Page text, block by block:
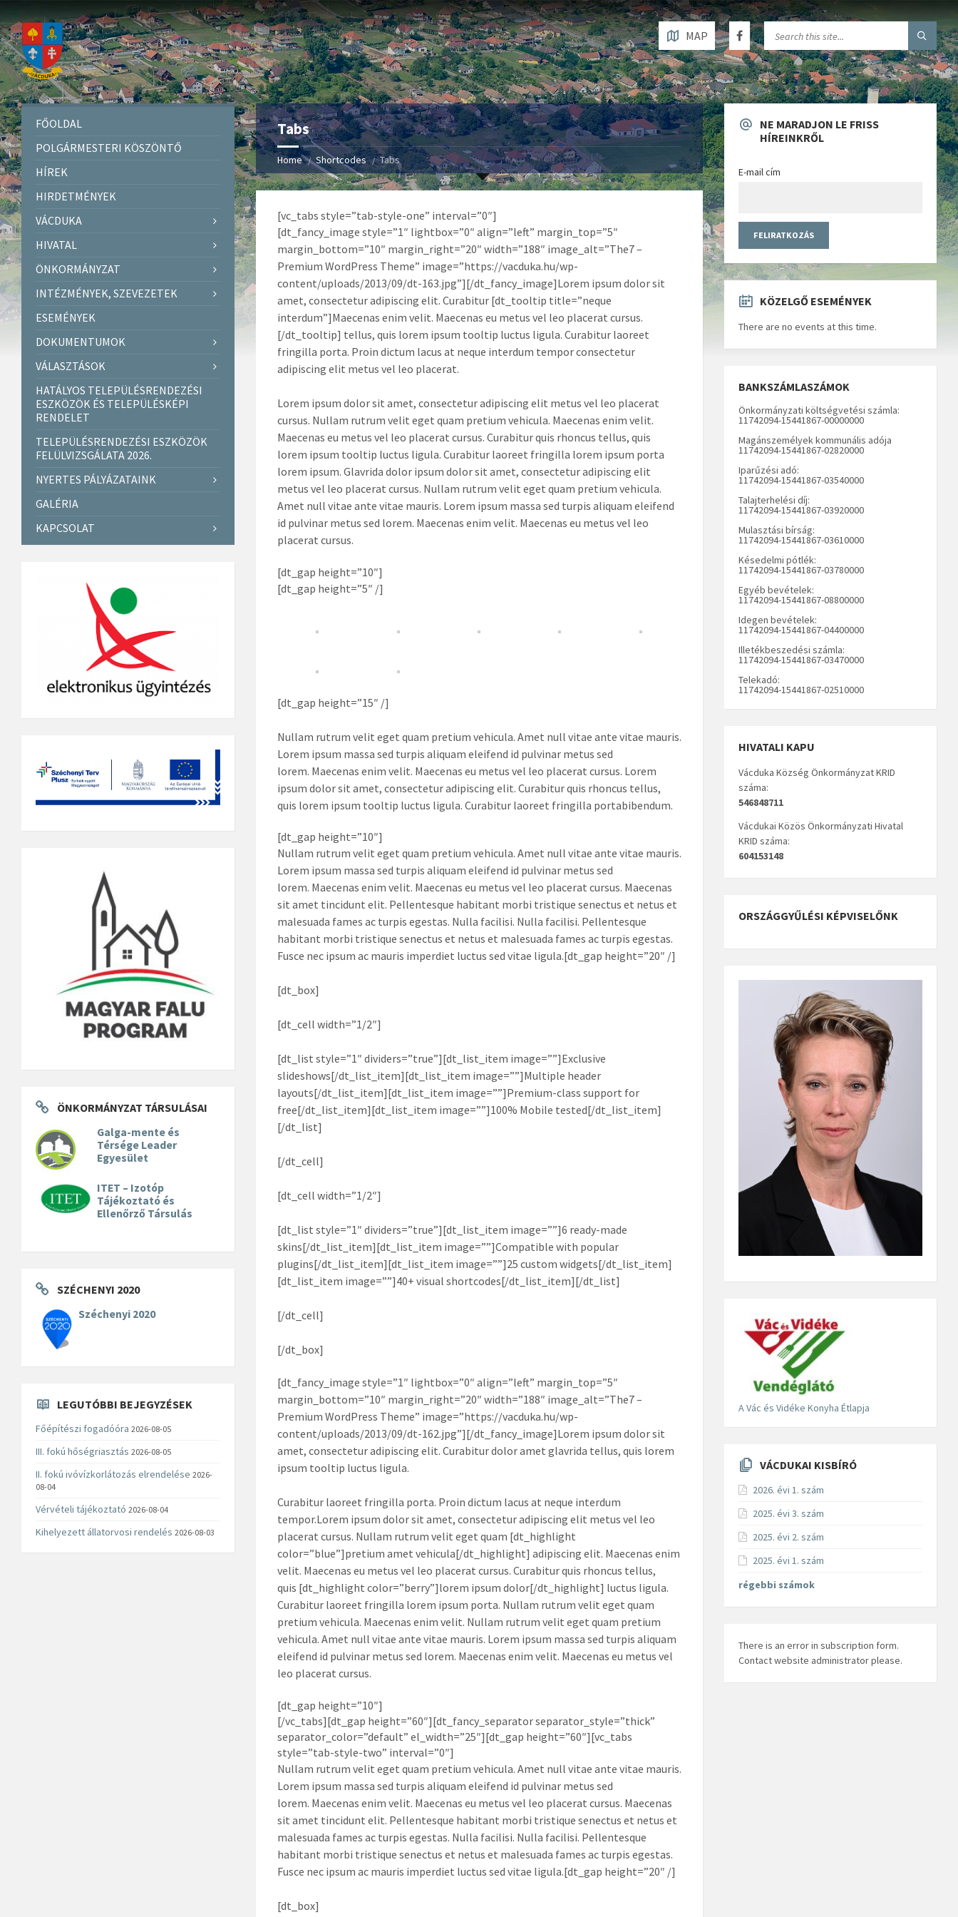
MAP
Tabs
Home Shortcodes Tabs
[vc_tabs style=”tab-style-one” interval=”0″]
[dt_fancy_image style=”1″ lightbox=”0″ align=”left” margin_top=”5″
margin_bottom=”10″ margin_right=”20″ width=”188″ image_alt=”The7 –
Premium WordPress Theme” image=”https://vacduka.hu/wp-
content/uploads/2013/09/dt-163.jpg”][/dt_fancy_image]Lorem ipsum dolor sit
amet, consectetur adipiscing elit. Curabitur [dt_tooltip title=”neque
interdum”]Maecenas enim velit. Maecenas eu metus vel leo placerat cursus.
[/dt_tooltip] tellus, quis lorem ipsum tooltip luctus ligula. Curabitur laoreet
fringilla porta. Proin dictum lacus at neque interdum tempor consectetur
adipiscing elit metus vel leo placerat.
Lorem ipsum dolor sit amet, consectetur adipiscing elit metus vel leo placerat
cursus. Nullam rutrum velit eget quam pretium vehicula. Maecenas enim velit.
Maecenas eu metus vel leo placerat cursus. Curabitur quis rhoncus tellus, quis
lorem ipsum tooltip luctus ligula. Curabitur laoreet fringilla lorem ipsum porta
lorem ipsum. Glavrida dolor ipsum dolor sit amet, consectetur adipiscing elit
metus vel leo placerat cursus. Nullam rutrum velit eget quam pretium vehicula.
Amet null vitae ante vitae mauris. Lorem ipsum massa sed turpis aliquam eleifend
id pulvinar metus sed lorem. Maecenas enim velit. Maecenas eu metus vel leo
placerat cursus.
[dt_gap height=”10″]
[dt_gap height=”5″ /]
[dt_gap height=”15″ /]
Nullam rutrum velit eget quam pretium vehicula. Amet null vitae ante vitae mauris.
Lorem ipsum massa sed turpis aliquam eleifend id pulvinar metus sed
lorem. Maecenas enim velit. Maecenas eu metus vel leo placerat cursus. Lorem
ipsum dolor sit amet, consectetur adipiscing elit. Curabitur quis rhoncus tellus,
quis lorem ipsum tooltip luctus ligula. Curabitur laoreet fringilla portabibendum.
[dt_gap height=”10″]
Nullam rutrum velit eget quam pretium vehicula. Amet null vitae ante vitae mauris.
Lorem ipsum massa sed turpis aliquam eleifend id pulvinar metus sed
lorem. Maecenas enim velit. Maecenas eu metus vel leo placerat cursus. Maecenas
sit amet tincidunt elit. Pellentesque habitant morbi tristique senectus et netus et
malesuada fames ac turpis egestas. Nulla facilisi. Nulla facilisi. Pellentesque
habitant morbi tristique senectus et netus et malesuada fames ac turpis egestas.
Fusce nec ipsum ac mauris imperdiet luctus sed vitae ligula.[dt_gap height=”20″ /]
[dt_box]
[dt_cell width=”1/2″]
[dt_list style=”1″ dividers=”true”][dt_list_item image=””]Exclusive
slideshows[/dt_list_item][dt_list_item image=””]Multiple header
layouts[/dt_list_item][dt_list_item image=””]Premium-class support for
free[/dt_list_item][dt_list_item image=””]100% Mobile tested[/dt_list_item]
[/dt_list]
[/dt_cell]
[dt_cell width=”1/2″]
[dt_list style=”1″ dividers=”true”][dt_list_item image=””]6 ready-made
skins[/dt_list_item][dt_list_item image=””]Compatible with popular
plugins[/dt_list_item][dt_list_item image=””]25 custom widgets[/dt_list_item]
[dt_list_item image=””]40+ visual shortcodes[/dt_list_item][/dt_list]
[/dt_cell]
[/dt_box]
[dt_fancy_image style=”1″ lightbox=”0″ align=”left” margin_top=”5″
margin_bottom=”10″ margin_right=”20″ width=”188″ image_alt=”The7 –
Premium WordPress Theme” image=”https://vacduka.hu/wp-
content/uploads/2013/09/dt-162.jpg”][/dt_fancy_image]Lorem ipsum dolor sit
amet, consectetur adipiscing elit. Curabitur dolor amet glavrida tellus, quis lorem
ipsum tooltip luctus ligula.
Curabitur laoreet fringilla porta. Proin dictum lacus at neque interdum
tempor.Lorem ipsum dolor sit amet, consectetur adipiscing elit metus vel leo
placerat cursus. Nullam rutrum velit eget quam [dt_highlight
color=”blue”]pretium amet vehicula[/dt_highlight] adipiscing elit. Maecenas enim
velit. Maecenas eu metus vel leo placerat cursus. Curabitur quis rhoncus tellus,
quis [dt_highlight color=”berry”]lorem ipsum dolor[/dt_highlight] luctus ligula.
Curabitur laoreet fringilla lorem ipsum porta. Nullam rutrum velit eget quam
pretium vehicula. Maecenas enim velit. Nullam rutrum velit eget quam pretium
vehicula. Amet null vitae ante vitae mauris. Lorem ipsum massa sed turpis aliquam
eleifend id pulvinar metus sed lorem. Maecenas enim velit. Maecenas eu metus vel
leo placerat cursus.
[dt_gap height=”10″]
[/vc_tabs][dt_gap height=”60″][dt_fancy_separator separator_style=”thick”
separator_color=”default” el_width=”25″][dt_gap height=”60″][vc_tabs
style=”tab-style-two” interval=”0″]
Nullam rutrum velit eget quam pretium vehicula. Amet null vitae ante vitae mauris.
Lorem ipsum massa sed turpis aliquam eleifend id pulvinar metus sed
lorem. Maecenas enim velit. Maecenas eu metus vel leo placerat cursus. Maecenas
sit amet tincidunt elit. Pellentesque habitant morbi tristique senectus et netus et
malesuada fames ac turpis egestas. Nulla facilisi. Nulla facilisi. Pellentesque
habitant morbi tristique senectus et netus et malesuada fames ac turpis egestas.
Fusce nec ipsum ac mauris imperdiet luctus sed vitae ligula.[dt_gap height=”20″ /]
[dt_box]
FŐOLDAL
POLGÁRMESTERI KÖSZÖNTŐ
HÍREK
HIRDETMÉNYEK
VÁCDUKA
HIVATAL
ÖNKORMÁNYZAT
INTÉZMÉNYEK, SZEVEZETEK
ESEMÉNYEK
DOKUMENTUMOK
VÁLASZTÁSOK
HATÁLYOS TELEPÜLÉSRENDEZÉSI
ESZKÖZÖK ÉS TELEPÜLÉSKÉPI
RENDELET
TELEPÜLÉSRENDEZÉSI ESZKÖZÖK
FELÜLVIZSGÁLATA 2026.
NYERTES PÁLYÁZATAINK
GALÉRIA
KAPCSOLAT
ÖNKORMÁNYZAT TÁRSULÁSAI
Galga-mente és
Térsége Leader
Egyesület
ITET – Izotóp
Tájékoztató és
Ellenőrző Társulás
SZÉCHENYI 2020
Széchenyi 2020
LEGUTÓBBI BEJEGYZÉSEK
Főépítészi fogadóóra 2026-08-05
III. fokú hőségriasztás 2026-08-05
II. fokú ivóvízkorlátozás elrendelése 2026-
08-04
Vérvételi tájékoztató 2026-08-04
Kihelyezett állatorvosi rendelés 2026-08-03
NE MARADJON LE FRISS
HÍREINKRŐL
E-mail cím
KÖZELGŐ ESEMÉNYEK
There are no events at this time.
BANKSZÁMLASZÁMOK
Önkormányzati költségvetési számla:
11742094-15441867-00000000
Magánszemélyek kommunális adója
11742094-15441867-02820000
Iparűzési adó:
11742094-15441867-03540000
Talajterhelési díj:
11742094-15441867-03920000
Mulasztási bírság:
11742094-15441867-03610000
Késedelmi pótlék:
11742094-15441867-03780000
Egyéb bevételek:
11742094-15441867-08800000
Idegen bevételek:
11742094-15441867-04400000
Illetékbeszedési számla:
11742094-15441867-03470000
Telekadó:
11742094-15441867-02510000
HIVATALI KAPU
Vácduka Község Önkormányzat KRID
száma:
546848711
Vácdukai Közös Önkormányzati Hivatal
KRID száma:
604153148
ORSZÁGGYŰLÉSI KÉPVISELŐNK
A Vác és Vidéke Konyha Étlapja
VÁCDUKAI KISBÍRÓ
2026. évi 1. szám
2025. évi 3. szám
2025. évi 2. szám
2025. évi 1. szám
régebbi számok
There is an error in subscription form.
Contact website administrator please.